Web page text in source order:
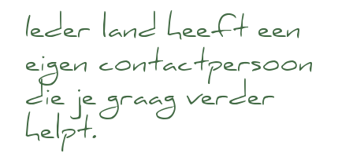
Ieder land heeft een
eigen contactpersoon
die je graag verder
helpt.